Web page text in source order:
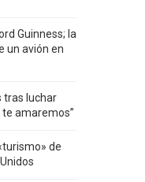
Guinness; la
un avión en
tras luchar
amaremos”
de